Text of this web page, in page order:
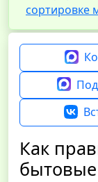
сортировке
Как